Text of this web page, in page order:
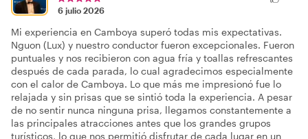
6 julio 2026
Mi experiencia en Camboya superó todas mis expectativas.
Nguon (Lux) y nuestro conductor fueron excepcionales. Fueron
puntuales y nos recibieron con agua fría y toallas refrescantes
después de cada parada, lo cual agradecimos especialmente
con el calor de Camboya. Lo que más me impresionó fue lo
relajada y sin prisas que se sintió toda la experiencia. A pesar
de no sentir nunca ninguna prisa, llegamos constantemente a
las principales atracciones antes que los grandes grupos
turísticos, lo que nos permitió disfrutar de cada lugar en un